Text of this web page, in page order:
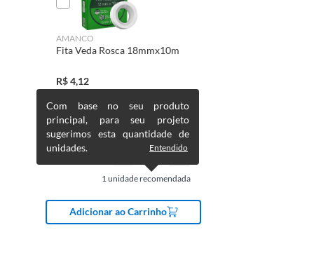
AMANCO
Fita Veda Rosca 18mmx10m
R$4,12
1 unidade recomendada
Com base no seu produto
principal, para seu projeto
sugerimos esta quantidade de
unidades.
Entendido
Adicionar ao Carrinho